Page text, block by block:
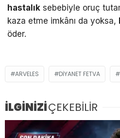
hastalık sebebiyle oruç
kaza etme imkânı da yoksa,
öder.
ARVELES DIYANET FETVA
İLGİNİZİÇEKEBİLİR